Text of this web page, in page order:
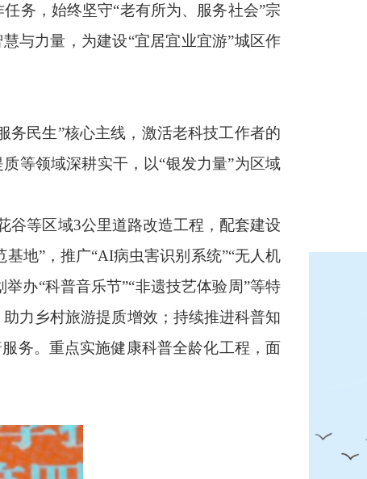
务，始终坚守“老有所为、服务社会”宗
与力量，为建设“宜居宜业宜游”城区作
务民生”核心主线，激活老科技工作者的
等领域深耕实干，以“银发力量”为区域
谷等区域3公里道路改造工程，配套建设
地”，推广“AI病虫害识别系统”“无人机
办“科普音乐节”“非遗技艺体验周”等特
力乡村旅游提质增效；持续推进科普知
务。重点实施健康科普全龄化工程，面